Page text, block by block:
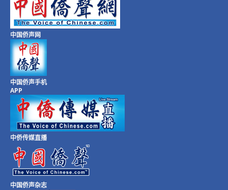
中国侨声网
中国侨声手机
APP
中侨传媒直播
中国侨声杂志